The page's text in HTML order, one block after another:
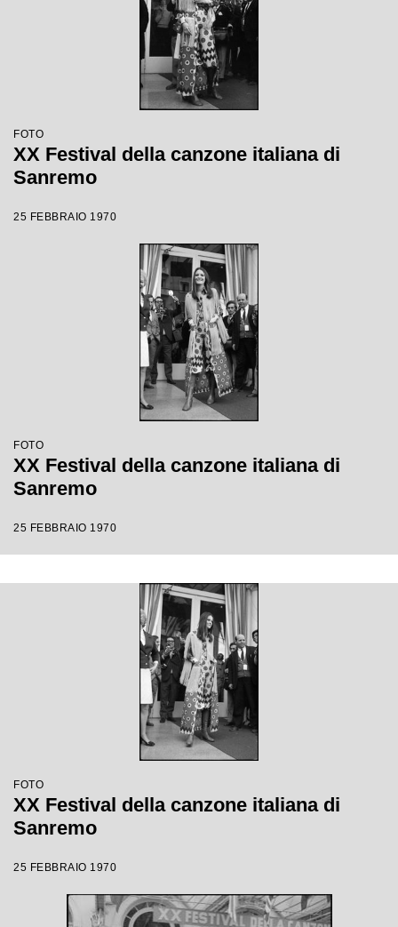
FOTO
XX Festival della canzone italiana di
Sanremo
25 FEBBRAIO 1970
FOTO
XX Festival della canzone italiana di
Sanremo
25 FEBBRAIO 1970
FOTO
XX Festival della canzone italiana di
Sanremo
25 FEBBRAIO 1970